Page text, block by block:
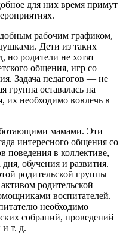
для них время примут
рабочим графиком,
Дети из таких
но родители не хотят
общения, игр со
Задача педагогов — не
группа оставалась на
их необходимо вовлечь в
мамами. Эти
интересного общения со
поведения в коллективе,
обучения и развития.
родительской группы
родительской
воспитателей.
необходимо
собраний, проведений
и т. д.